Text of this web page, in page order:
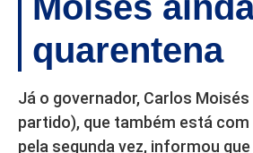
quarentena
Já o governador, Carlos Moisés
partido), que também está
pela segunda vez, informou